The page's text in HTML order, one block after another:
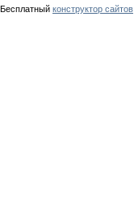
Бесплатный конструктор сайтов